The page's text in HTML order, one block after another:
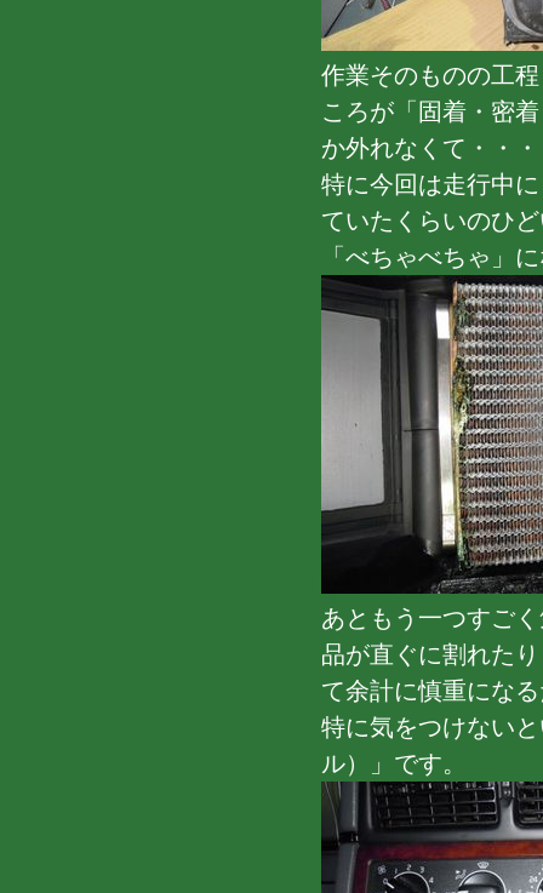
作業そのものの工
ころが「固着・密
か外れなくて・・
特に今回は走行中
ていたくらいのひ
「べちゃべちゃ」
あともう一つすご
品が直ぐに割れた
て余計に慎重にな
特に気をつけない
ル）」です。